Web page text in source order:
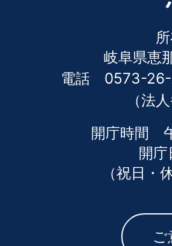
岐阜県恵
電話 0573-26-
（法
開庁時間
開
（祝日・
ご